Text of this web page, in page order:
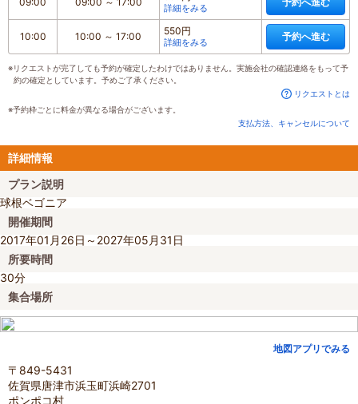
詳細をみる
10:00 10:00 ～ 17:00 550円
詳細をみる 予約へ進む
※リクエストが完了しても予約が確定したわけではありません。実施会社の確認連絡をもって予
約の確定としています。予めご了承ください。
リクエストとは
※予約枠ごとに料金が異なる場合がございます。
支払方法、キャンセルについて
詳細情報
プラン説明
球根ベゴニア
開催期間
2017年01月26日～2027年05月31日
所要時間
30分
集合場所
地図アプリでみる
〒849-5431
佐賀県唐津市浜玉町浜崎2701
ポンポコ村